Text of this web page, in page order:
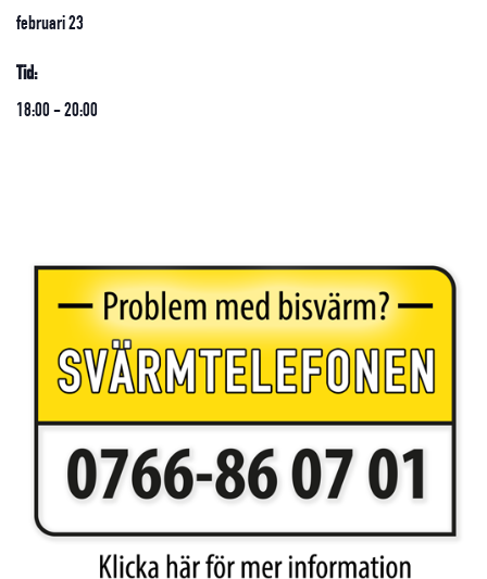
februari 23
Tid:
18:00 - 20:00